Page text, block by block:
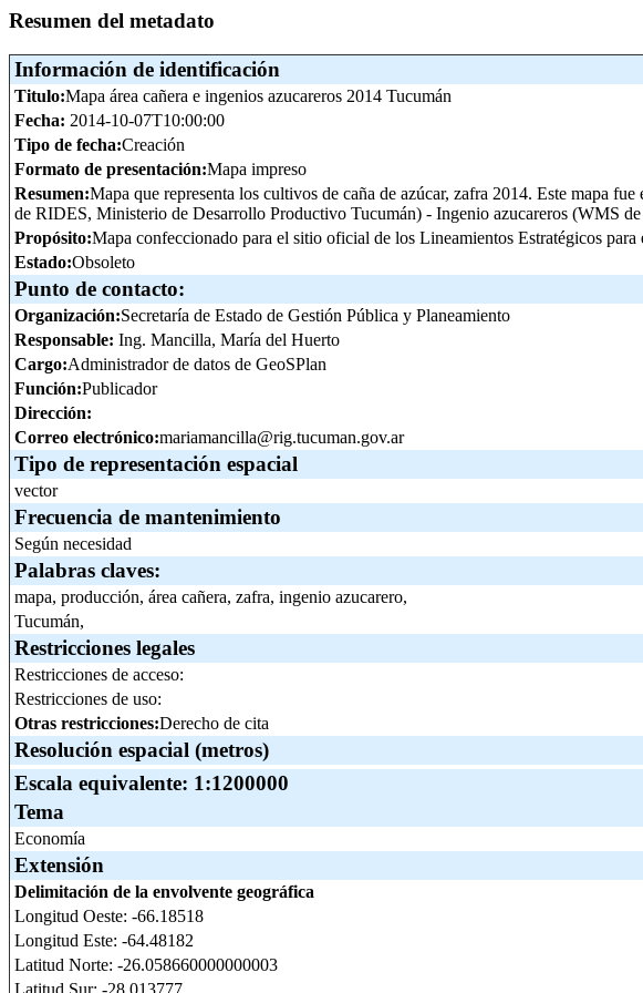
Resumen del metadato
Información de identificación
Titulo:Mapa área cañera e ingenios azucareros 2014 Tucumán
Fecha: 2014-10-07T10:00:00
Tipo de fecha:Creación
Formato de presentación:Mapa impreso
Resumen:Mapa que representa los cultivos de caña de azúcar, zafra 2014. Este mapa
de RIDES, Ministerio de Desarrollo Productivo Tucumán) - Ingenio azucareros (WMS
Propósito:Mapa confeccionado para el sitio oficial de los Lineamientos Estratégicos
Estado:Obsoleto
Punto de contacto:
Organización:Secretaría de Estado de Gestión Pública y Planeamiento
Responsable: Ing. Mancilla, María del Huerto
Cargo:Administrador de datos de GeoSPlan
Función:Publicador
Dirección:
Correo electrónico:mariamancilla@rig.tucuman.gov.ar
Tipo de representación espacial
vector
Frecuencia de mantenimiento
Según necesidad
Palabras claves:
mapa, producción, área cañera, zafra, ingenio azucarero,
Tucumán,
Restricciones legales
Restricciones de acceso:
Restricciones de uso:
Otras restricciones:Derecho de cita
Resolución espacial (metros)
Escala equivalente: 1:1200000
Tema
Economía
Extensión
Delimitación de la envolvente geográfica
Longitud Oeste: -66.18518
Longitud Este: -64.48182
Latitud Norte: -26.058660000000003
Latitud Sur: -28.013777